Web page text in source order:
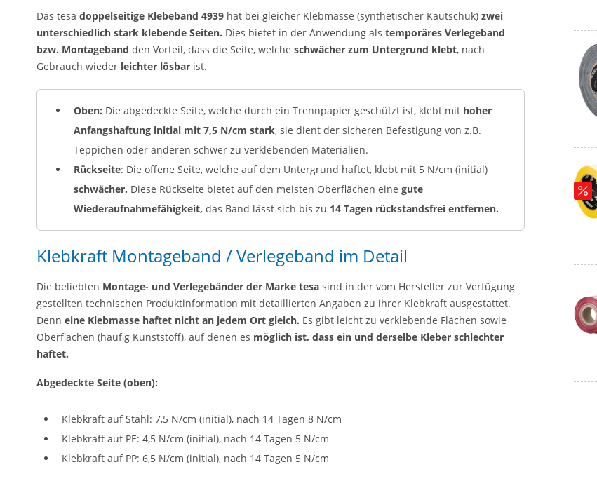
Das tesa doppelseitige Klebeband 4939 hat bei gleicher Klebmasse (synthetischer Kautschuk) zwei
unterschiedlich stark klebende Seiten. Dies bietet in der Anwendung als temporäres Verlegeband
bzw. Montageband den Vorteil, dass die Seite, welche schwächer zum Untergrund klebt, nach
Gebrauch wieder leichter lösbar ist.
Oben: Die abgedeckte Seite, welche durch ein Trennpapier geschützt ist, klebt mit hoher
Anfangshaftung initial mit 7,5 N/cm stark, sie dient der sicheren Befestigung von z.B.
Teppichen oder anderen schwer zu verklebenden Materialien.
Rückseite: Die offene Seite, welche auf dem Untergrund haftet, klebt mit 5 N/cm (initial)
schwächer. Diese Rückseite bietet auf den meisten Oberflächen eine gute
Wiederaufnahmefähigkeit, das Band lässt sich bis zu 14 Tagen rückstandsfrei entfernen.
Klebkraft Montageband / Verlegeband im Detail
Die beliebten Montage- und Verlegebänder der Marke tesa sind in der vom Hersteller zur Verfügung
gestellten technischen Produktinformation mit detaillierten Angaben zu ihrer Klebkraft ausgestattet.
Denn eine Klebmasse haftet nicht an jedem Ort gleich. Es gibt leicht zu verklebende Flächen sowie
Oberflächen (häufig Kunststoff), auf denen es möglich ist, dass ein und derselbe Kleber schlechter
haftet.
Abgedeckte Seite (oben):
Klebkraft auf Stahl: 7,5 N/cm (initial), nach 14 Tagen 8 N/cm
Klebkraft auf PE: 4,5 N/cm (initial), nach 14 Tagen 5 N/cm
Klebkraft auf PP: 6,5 N/cm (initial), nach 14 Tagen 5 N/cm